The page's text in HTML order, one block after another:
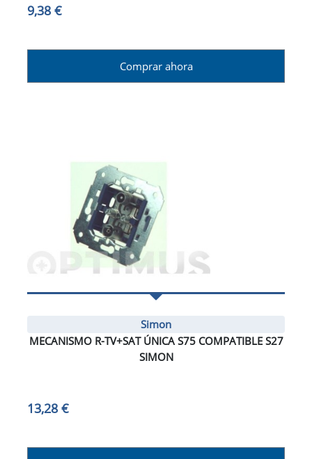
9,38 €
Comprar ahora
Simon
MECANISMO R-TV+SAT ÚNICA S75 COMPATIBLE S27
SIMON
13,28 €